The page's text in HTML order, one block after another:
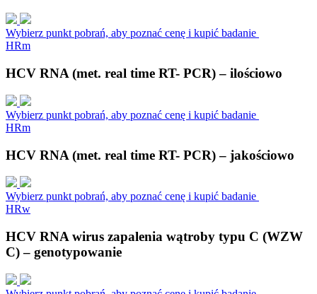
Wybierz punkt pobrań, aby poznać cenę i kupić badanie
HRm
HCV RNA (met. real time RT- PCR) – ilościowo
Wybierz punkt pobrań, aby poznać cenę i kupić badanie
HRm
HCV RNA (met. real time RT- PCR) – jakościowo
Wybierz punkt pobrań, aby poznać cenę i kupić badanie
HRw
HCV RNA wirus zapalenia wątroby typu C (WZW
C) – genotypowanie